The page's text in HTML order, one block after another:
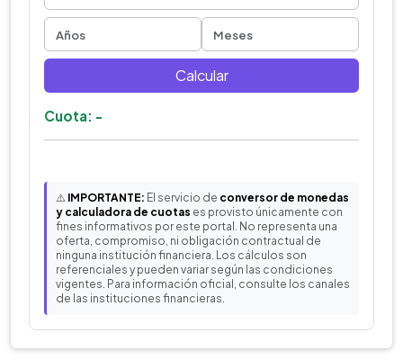
Calcular
Cuota: -
⚠️ IMPORTANTE: El servicio de conversor de monedas
y calculadora de cuotas es provisto únicamente con
fines informativos por este portal. No representa una
oferta, compromiso, ni obligación contractual de
ninguna institución financiera. Los cálculos son
referenciales y pueden variar según las condiciones
vigentes. Para información oficial, consulte los canales
de las instituciones financieras.